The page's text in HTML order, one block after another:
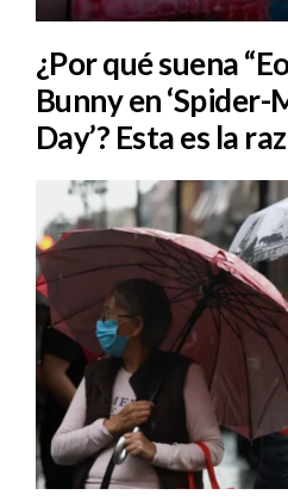
¿Por qué suena
Bunny en
Day’? Esta es la